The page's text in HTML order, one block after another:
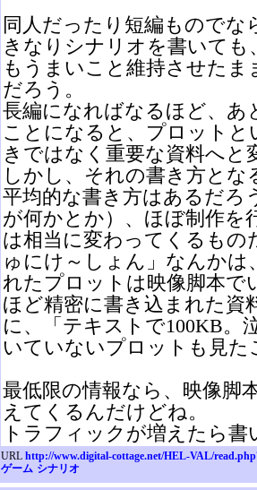
同人だったり短編もので
きなりシナリオを書いて
もうまいこと維持させた
だろう。
長編になればなるほど、あ
ことになると、プロット
きではなく重要な資料へと
しかし、それの書き方と
平均的な書き方はあるだろ
が何かとか）、ほぼ制作を
は相当に変わってくるも
ゅにけ～しょん」なんか
れたプロットは映像脚本で
ほど精密に書き込まれた資
に、「テキストで100KB。
いていないプロットも見た
最低限の情報なら、映像脚
えてくるんだけどね。
トラフィックが増えたら
URL http://www.digital-cottage.net/HEL-VAL/
ゲーム シナリオ